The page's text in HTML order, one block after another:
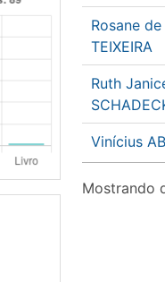
Rosane
TEIXEIRA
Ruth
Vinícius
Mostrando